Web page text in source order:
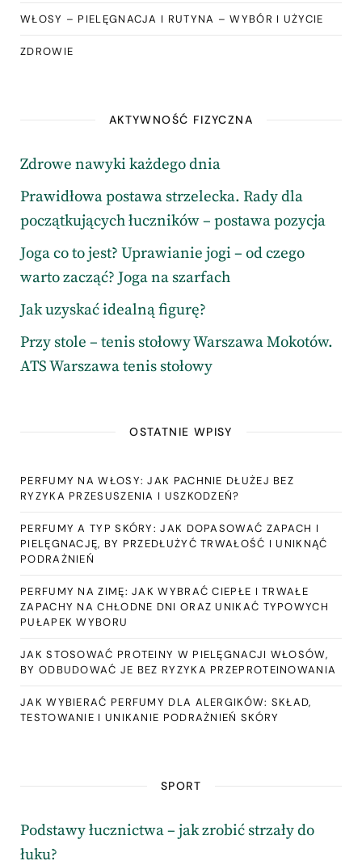
WŁOSY – PIELĘGNACJA I RUTYNA – WYBÓR I UŻYCIE
ZDROWIE
AKTYWNOŚĆ FIZYCZNA
Zdrowe nawyki każdego dnia
Prawidłowa postawa strzelecka. Rady dla
początkujących łuczników – postawa pozycja
Joga co to jest? Uprawianie jogi – od czego
warto zacząć? Joga na szarfach
Jak uzyskać idealną figurę?
Przy stole – tenis stołowy Warszawa Mokotów.
ATS Warszawa tenis stołowy
OSTATNIE WPISY
PERFUMY NA WŁOSY: JAK PACHNIE DŁUŻEJ BEZ
RYZYKA PRZESUSZENIA I USZKODZEŃ?
PERFUMY A TYP SKÓRY: JAK DOPASOWAĆ ZAPACH I
PIELĘGNACJĘ, BY PRZEDŁUŻYĆ TRWAŁOŚĆ I UNIKNĄĆ
PODRAŻNIEŃ
PERFUMY NA ZIMĘ: JAK WYBRAĆ CIEPŁE I TRWAŁE
ZAPACHY NA CHŁODNE DNI ORAZ UNIKAĆ TYPOWYCH
PUŁAPEK WYBORU
JAK STOSOWAĆ PROTEINY W PIELĘGNACJI WŁOSÓW,
BY ODBUDOWAĆ JE BEZ RYZYKA PRZEPROTEINOWANIA
JAK WYBIERAĆ PERFUMY DLA ALERGIKÓW: SKŁAD,
TESTOWANIE I UNIKANIE PODRAŻNIEŃ SKÓRY
SPORT
Podstawy łucznictwa – jak zrobić strzały do
łuku?